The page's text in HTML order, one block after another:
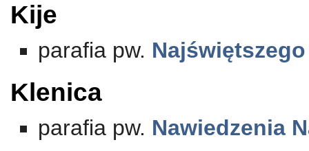
Kije
parafia pw.
Klenica
parafia pw. Nawiedzenia